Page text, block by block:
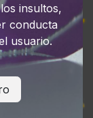
insultos,
conducta
usuario.